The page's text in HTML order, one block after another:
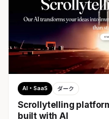
AI・SaaS ダーク
Scrollytelling
built with AI